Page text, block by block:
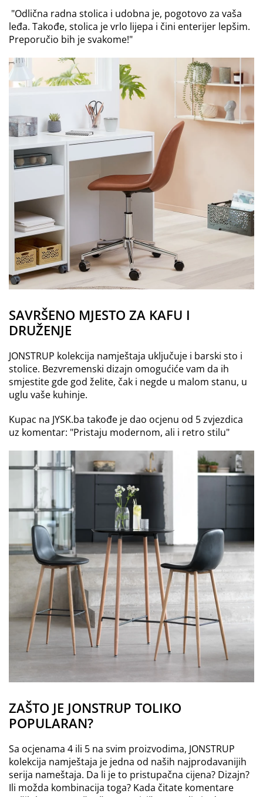
"Odlična radna stolica i udobna je, pogotovo za vaša
leđa. Takođe, stolica je vrlo lijepa i čini enterijer lepšim.
Preporučio bih je svakome!"
SAVRŠENO MJESTO ZA KAFU I
DRUŽENJE
JONSTRUP kolekcija namještaja uključuje i barski sto i
stolice. Bezvremenski dizajn omogućiće vam da ih
smjestite gde god želite, čak i negde u malom stanu, u
uglu vaše kuhinje.
Kupac na JYSK.ba takođe je dao ocjenu od 5 zvjezdica
uz komentar: "Pristaju modernom, ali i retro stilu"
ZAŠTO JE JONSTRUP TOLIKO
POPULARAN?
Sa ocjenama 4 ili 5 na svim proizvodima, JONSTRUP
kolekcija namještaja je jedna od naših najprodavanijih
serija nameštaja. Da li je to pristupačna cijena? Dizajn?
Ili možda kombinacija toga? Kada čitate komentare